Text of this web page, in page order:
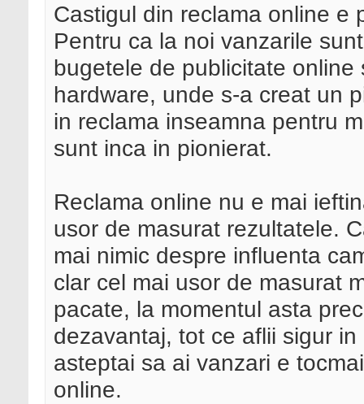
Castigul din reclama online e
Pentru ca la noi vanzarile
bugetele de publicitate
hardware, unde s-a creat un
in reclama inseamna pentru
sunt inca in pionierat.
Reclama online nu e mai
usor de masurat rezultatele.
mai nimic despre influenta
clar cel mai usor de masurat
pacate, la momentul asta
dezavantaj, tot ce aflii sigur
asteptai sa ai vanzari e
online.